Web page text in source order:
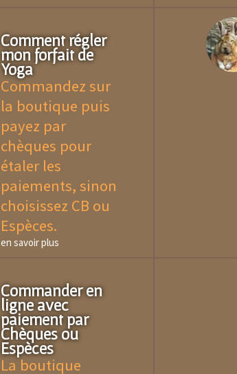
Comment régler
mon forfait de
Yoga
Commandez sur
la boutique puis
payez par
chèques pour
étaler les
paiements, sinon
choisissez CB ou
Espèces.
en savoir plus
Commander en
ligne avec
paiement par
Chèques ou
Espèces
La boutique